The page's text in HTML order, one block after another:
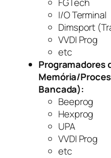
I/O Terminal
Dimsport
VVDI Prog
etc
Programadores
Memória/
Bancada):
Beeprog
Hexprog
UPA
VVDI Prog
etc